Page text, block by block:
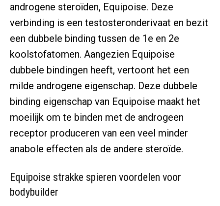
androgene steroïden, Equipoise. Deze
verbinding is een testosteronderivaat en bezit
een dubbele binding tussen de 1e en 2e
koolstofatomen. Aangezien Equipoise
dubbele bindingen heeft, vertoont het een
milde androgene eigenschap. Deze dubbele
binding eigenschap van Equipoise maakt het
moeilijk om te binden met de androgeen
receptor produceren van een veel minder
anabole effecten als de andere steroïde.
Equipoise strakke spieren voordelen voor
bodybuilder